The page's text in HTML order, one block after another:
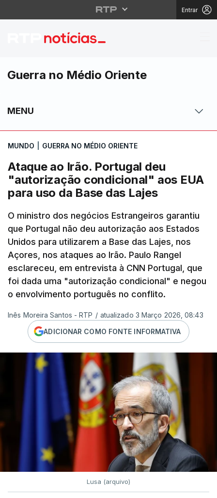
Entrar
Ataque ao Irão.
Guerra no Médio Oriente
MENU
MUNDO GUERRA NO MÉDIO ORIENTE
Ataque ao Irão. Portugal deu
"autorização condicional" aos EUA
para uso da Base das Lajes
O ministro dos negócios Estrangeiros garantiu
que Portugal não deu autorização aos Estados
Unidos para utilizarem a Base das Lajes, nos
Açores, nos ataques ao Irão. Paulo Rangel
esclareceu, em entrevista à CNN Portugal, que
foi dada uma "autorização condicional" e negou
o envolvimento português no conflito.
Inês Moreira Santos - RTP / atualizado 3 Março 2026, 08:43
ADICIONAR COMO FONTE INFORMATIVA
Lusa (arquivo)